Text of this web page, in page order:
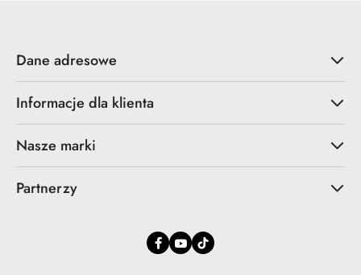
Dane adresowe
Informacje dla klienta
Nasze marki
Partnerzy